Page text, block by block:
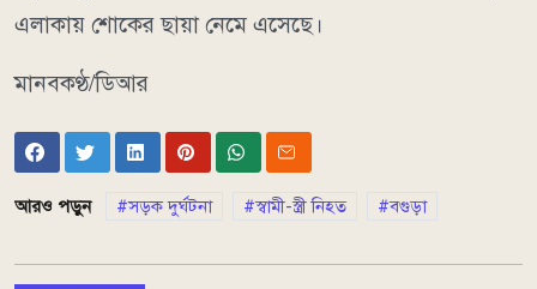
এলাকায় শোকের ছায়া নেমে এসেছে।
মানবকণ্ঠ/ডিআর
আরও পড়ুন সড়ক দুর্ঘটনা স্বামী-স্ত্রী নিহত বগুড়া